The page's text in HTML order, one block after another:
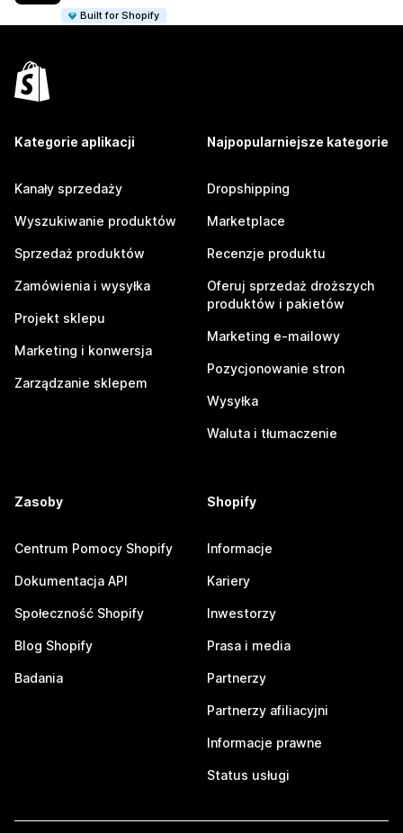
Built for Shopify
Kategorie aplikacji
Kanały sprzedaży
Wyszukiwanie produktów
Sprzedaż produktów
Zamówienia i wysyłka
Projekt sklepu
Marketing i konwersja
Zarządzanie sklepem
Najpopularniejsze kategorie
Dropshipping
Marketplace
Recenzje produktu
Oferuj sprzedaż droższych
produktów i pakietów
Marketing e-mailowy
Pozycjonowanie stron
Wysyłka
Waluta i tłumaczenie
Zasoby
Centrum Pomocy Shopify
Dokumentacja API
Społeczność Shopify
Blog Shopify
Badania
Shopify
Informacje
Kariery
Inwestorzy
Prasa i media
Partnerzy
Partnerzy afiliacyjni
Informacje prawne
Status usługi